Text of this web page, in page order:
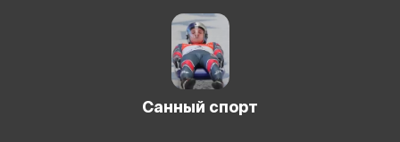
санный спорт